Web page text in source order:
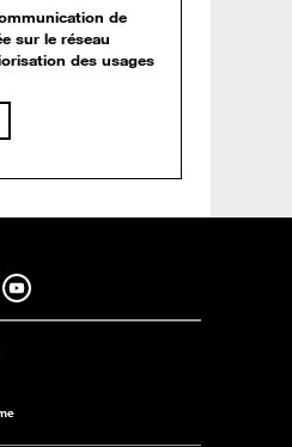
de
sur le réseau
des usages
Suivez-nous sur youtube - ouverture dans un nouvel onglet